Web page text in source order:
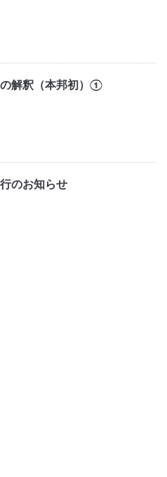
解釈（本邦初）①
のお知らせ